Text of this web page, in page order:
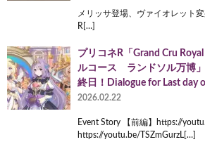
メリッサ登場、ヴァイオレット
R[…]
プリコネR「Grand Cru
ルコース ランドソル万博
終日！Dialogue for Last day
2026.02.22
Event Story 【前編】https://
https://youtu.be/TSZmGurzL[…]